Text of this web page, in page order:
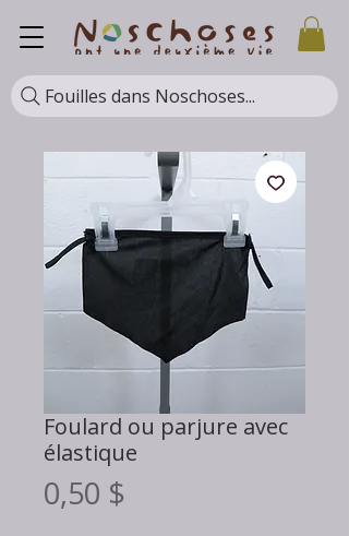
Fouilles dans Noschoses...
Foulard ou parjure avec
élastique
0,50 $